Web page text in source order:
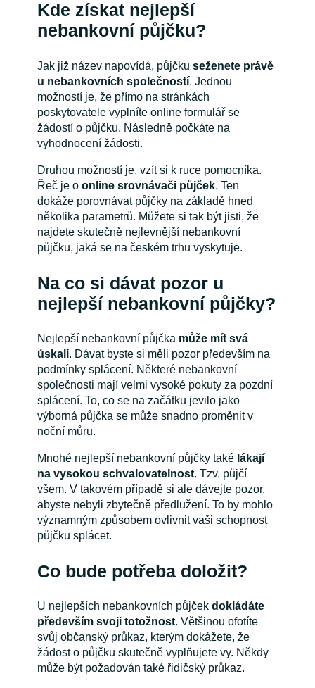
Kde získat nejlepší
nebankovní půjčku?
Jak již název napovídá, půjčku seženete právě
u nebankovních společností. Jednou
možností je, že přímo na stránkách
poskytovatele vyplníte online formulář se
žádostí o půjčku. Následně počkáte na
vyhodnocení žádosti.
Druhou možností je, vzít si k ruce pomocníka.
Řeč je o online srovnávači půjček. Ten
dokáže porovnávat půjčky na základě hned
několika parametrů. Můžete si tak být jisti, že
najdete skutečně nejlevnější nebankovní
půjčku, jaká se na českém trhu vyskytuje.
Na co si dávat pozor u
nejlepší nebankovní půjčky?
Nejlepší nebankovní půjčka může mít svá
úskalí. Dávat byste si měli pozor především na
podmínky splácení. Některé nebankovní
společnosti mají velmi vysoké pokuty za pozdní
splácení. To, co se na začátku jevilo jako
výborná půjčka se může snadno proměnit v
noční můru.
Mnohé nejlepší nebankovní půjčky také lákají
na vysokou schvalovatelnost. Tzv. půjčí
všem. V takovém případě si ale dávejte pozor,
abyste nebyli zbytečně předlužení. To by mohlo
významným způsobem ovlivnit vaši schopnost
půjčku splácet.
Co bude potřeba doložit?
U nejlepších nebankovních půjček dokládáte
především svoji totožnost. Většinou ofotíte
svůj občanský průkaz, kterým dokážete, že
žádost o půjčku skutečně vyplňujete vy. Někdy
může být požadován také řidičský průkaz.